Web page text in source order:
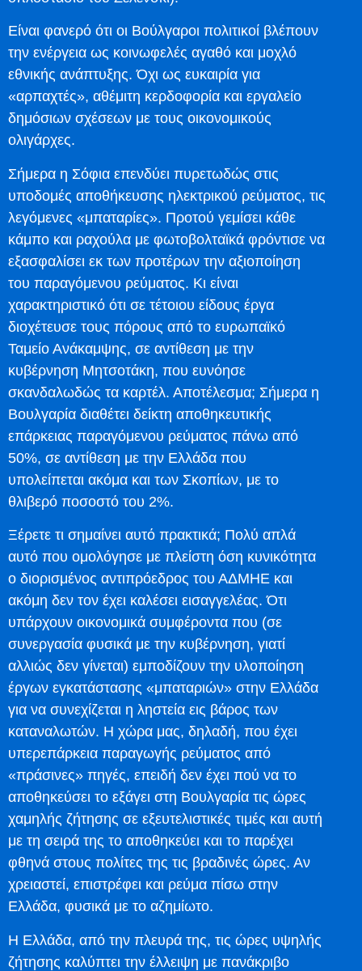
Είναι φανερό ότι οι Βούλγαροι πολιτικοί βλέπουν
την ενέργεια ως κοινωφελές αγαθό και μοχλό
εθνικής ανάπτυξης. Όχι ως ευκαιρία για
«αρπαχτές», αθέμιτη κερδοφορία και εργαλείο
δημόσιων σχέσεων με τους οικονομικούς
ολιγάρχες.
Σήμερα η Σόφια επενδύει πυρετωδώς στις
υποδομές αποθήκευσης ηλεκτρικού ρεύματος, τις
λεγόμενες «μπαταρίες». Προτού γεμίσει κάθε
κάμπο και ραχούλα με φωτοβολταϊκά φρόντισε να
εξασφαλίσει εκ των προτέρων την αξιοποίηση
του παραγόμενου ρεύματος. Κι είναι
χαρακτηριστικό ότι σε τέτοιου είδους έργα
διοχέτευσε τους πόρους από το ευρωπαϊκό
Ταμείο Ανάκαμψης, σε αντίθεση με την
κυβέρνηση Μητσοτάκη, που ευνόησε
σκανδαλωδώς τα καρτέλ. Αποτέλεσμα; Σήμερα η
Βουλγαρία διαθέτει δείκτη αποθηκευτικής
επάρκειας παραγόμενου ρεύματος πάνω από
50%, σε αντίθεση με την Ελλάδα που
υπολείπεται ακόμα και των Σκοπίων, με το
θλιβερό ποσοστό του 2%.
Ξέρετε τι σημαίνει αυτό πρακτικά; Πολύ απλά
αυτό που ομολόγησε με πλείστη όση κυνικότητα
ο διορισμένος αντιπρόεδρος του ΑΔΜΗΕ και
ακόμη δεν τον έχει καλέσει εισαγγελέας. Ότι
υπάρχουν οικονομικά συμφέροντα που (σε
συνεργασία φυσικά με την κυβέρνηση, γιατί
αλλιώς δεν γίνεται) εμποδίζουν την υλοποίηση
έργων εγκατάστασης «μπαταριών» στην Ελλάδα
για να συνεχίζεται η ληστεία εις βάρος των
καταναλωτών. Η χώρα μας, δηλαδή, που έχει
υπερεπάρκεια παραγωγής ρεύματος από
«πράσινες» πηγές, επειδή δεν έχει πού να το
αποθηκεύσει το εξάγει στη Βουλγαρία τις ώρες
χαμηλής ζήτησης σε εξευτελιστικές τιμές και αυτή
με τη σειρά της το αποθηκεύει και το παρέχει
φθηνά στους πολίτες της τις βραδινές ώρες. Αν
χρειαστεί, επιστρέφει και ρεύμα πίσω στην
Ελλάδα, φυσικά με το αζημίωτο.
Η Ελλάδα, από την πλευρά της, τις ώρες υψηλής
ζήτησης καλύπτει την έλλειψη με πανάκριβο